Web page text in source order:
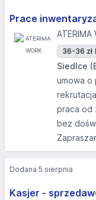
Prace
ATERIMA
36-36 zł
Siedlce
umowa o
praca od
bez
Kasjer -
Dodana 5 sierpnia